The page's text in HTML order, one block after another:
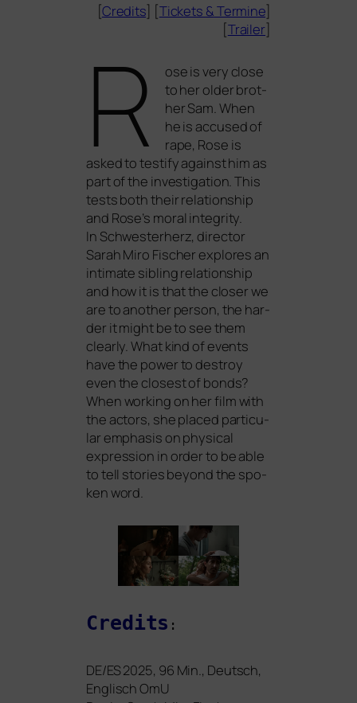
[Credits] [Tickets &Termine]
[Trailer]
R
ose is very clo­se
to her older brot­
her Sam. When
he is accu­sed of
rape, Rose is
asked to testi­fy against him as
part of the inves­ti­ga­ti­on. This
tests both their rela­ti­onship
and Rose’s moral inte­gri­ty.
In Schwesterherz, direc­tor
Sarah Miro Fischer explo­res an
inti­ma­te sibling rela­ti­onship
and how it is that the clo­ser we
are to ano­ther per­son, the har­
der it might be to see them
cle­ar­ly. What kind of events
have the power to des­troy
even the clo­sest of bonds?
When working on her film with
the actors, she pla­ced par­ti­cu­
lar empha­sis on phy­si­cal
expres­si­on in order to be able
to tell sto­ries bey­ond the spo­
ken word.
Credits :
DE/ES2025, 96 Min., Deutsch,
Englisch OmU